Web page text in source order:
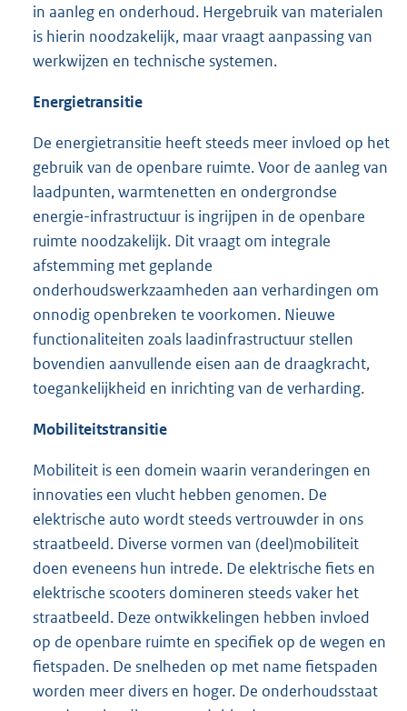
in aanleg en onderhoud. Hergebruik van materialen
is hierin noodzakelijk, maar vraagt aanpassing van
werkwijzen en technische systemen.
Energietransitie
De energietransitie heeft steeds meer invloed op het
gebruik van de openbare ruimte. Voor de aanleg van
laadpunten, warmtenetten en ondergrondse
energie-infrastructuur is ingrijpen in de openbare
ruimte noodzakelijk. Dit vraagt om integrale
afstemming met geplande
onderhoudswerkzaamheden aan verhardingen om
onnodig openbreken te voorkomen. Nieuwe
functionaliteiten zoals laadinfrastructuur stellen
bovendien aanvullende eisen aan de draagkracht,
toegankelijkheid en inrichting van de verharding.
Mobiliteitstransitie
Mobiliteit is een domein waarin veranderingen en
innovaties een vlucht hebben genomen. De
elektrische auto wordt steeds vertrouwder in ons
straatbeeld. Diverse vormen van (deel)mobiliteit
doen eveneens hun intrede. De elektrische fiets en
elektrische scooters domineren steeds vaker het
straatbeeld. Deze ontwikkelingen hebben invloed
op de openbare ruimte en specifiek op de wegen en
fietspaden. De snelheden op met name fietspaden
worden meer divers en hoger. De onderhoudsstaat